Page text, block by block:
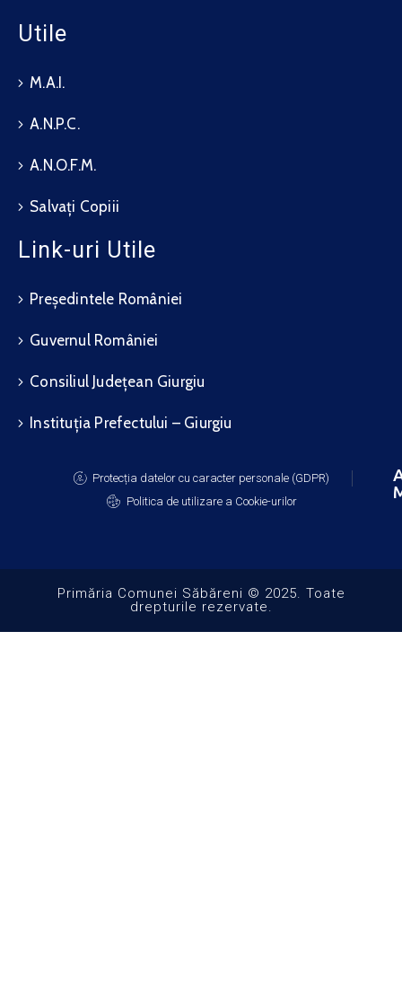
Utile
M.A.I.
A.N.P.C.
A.N.O.F.M.
Salvați Copiii
Link-uri Utile
Președintele României
Guvernul României
Consiliul Județean Giurgiu
Instituția Prefectului – Giurgiu
Protecția datelor cu caracter personale (GDPR)
Politica de utilizare a Cookie-urilor
Primăria Comunei Săbăreni © 2025. Toate
drepturile rezervate.